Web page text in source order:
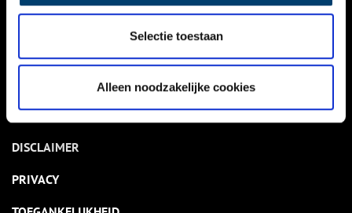
Selectie toestaan
Alleen noodzakelijke cookies
NIEUWSBRIEF
DISCLAIMER
PRIVACY